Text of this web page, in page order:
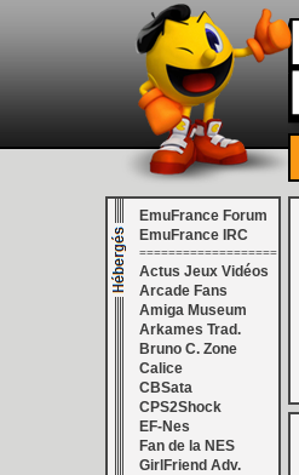
EmuFrance Forum
EmuFrance IRC
===================
Actus Jeux Vidéos
Arcade Fans
Amiga Museum
Arkames Trad.
Bruno C. Zone
Calice
CBSata
CPS2Shock
EF-Nes
Fan de la NES
GirlFriend Adv.